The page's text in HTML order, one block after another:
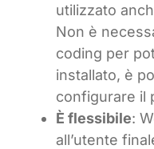
utilizzato
Non è
coding per
installato, è
configurare il
È flessibile:
all’utente